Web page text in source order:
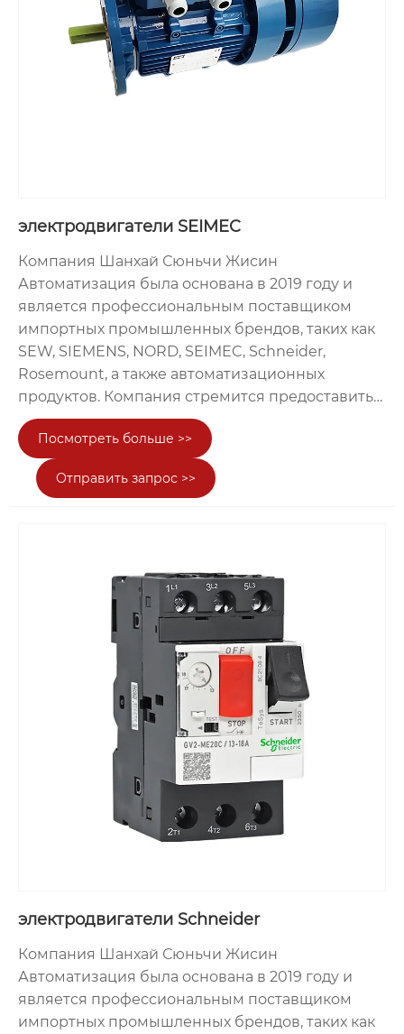
электродвигатели SEIMEC
Компания Шанхай Сюньчи Жисин
Автоматизация была основана в 2019 году и
является профессиональным поставщиком
импортных промышленных брендов, таких как
SEW, SIEMENS, NORD, SEIMEC, Schneider,
Rosemount, а также автоматизационных
продуктов. Компания стремится предоставить
клиентам из отраслей интеллектуального
производства, шахтерства и металлургии,
портовой логистики, строительной техники и
других сфер высококачественные комплексные
продукт, поставляемый компанией —
электродвигатели SEIMEC, происходящие из
известного итальянского промышленного
бренда трансмиссии, с ключевыми
характеристиками: высокая мощностная
плотность, устойчивость к высоким и низким
температурам, коррозионная устойчивость и
стабильная работа. Продукты имеют полный
ассортимент и сильную адаптивность, и
благодаря профессиональному обслуживанию
компании, стали ключевым энергетическим
оборудованием для реализации эффективного
и стабильного производства в строгих условиях
Посмотреть больше >>
Отправить запрос >>
электродвигатели Schneider
Компания Шанхай Сюньчи Жисин
Автоматизация была основана в 2019 году и
является профессиональным поставщиком
импортных промышленных брендов, таких как